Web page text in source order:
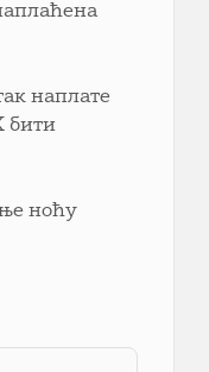
наплате
бити
ноћу